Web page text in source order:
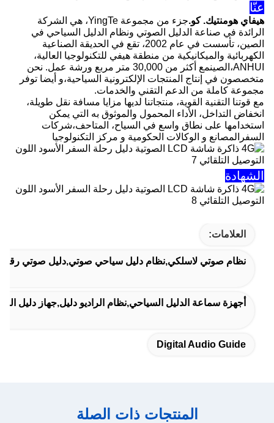
عنّا
هيفاي هومنتيك. كو.
جزء من مجموعة YingTe، هي الشركة
الرائدة في صناعة الدليل الصوتي ونظام الدليل السياحي في
الصين، تأسست في عام 2002، تقع في الحديقة الصناعية
الكهربائية والميكانيكية من منطقة هيفي للتكنولوجيا العالية،
ANHUI،الصينمع أكثر من 30,000 متر مربع ورشة عمل. نحن
متخصصون في إنتاج المنتجات الإلكترونية السياحية،و أيضا توفر
مجموعة كاملة من الدعم التقني والخدمات.
مع قوتنا التقنية القوية، منتجاتنا لديها مزايا مسافة نقل طويلة،
انخفاض التداخل، الأداء المحمول والموثوق به التي يمكن
استخدامها على نطاق واسع في السياح، المتاحف،شركات
السفرالمصانع و الوكالات الحكومية و مركز التكنولوجيا
الشهادة
العلامات:
نظام صوتي لاسلكي,نظام دليل سياحي صوتي,دليل صوتي
أجهزة سماعة الدليل السياحي,نظام الراديو دليل,جهاز دليل
Digital Audio Guide
المنتجات ذات الصلة